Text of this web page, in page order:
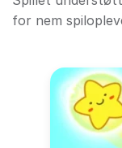
for nem